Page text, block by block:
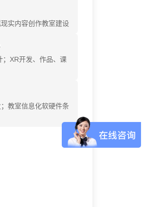
实内容创作教室建设
；XR开发、作品、课
教室信息化软硬件条